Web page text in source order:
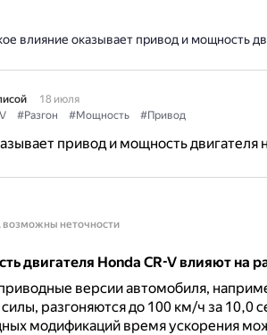
влияние оказывает привод и мощность
18 июля
#Разгон #Мощность #Привод
привод и мощность двигателя
возможны неточности
двигателя Honda CR-V влияют на
версии автомобиля,
разгоняются до 100 км/ч за 10,0
модификаций время ускорения